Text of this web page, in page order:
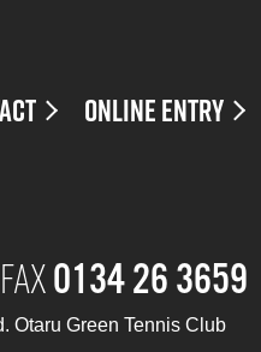
ONLINE ENTRY
FAX0134 26 3659
Otaru Green Tennis Club